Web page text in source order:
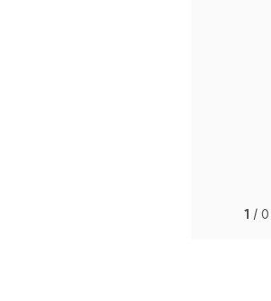
1 /0